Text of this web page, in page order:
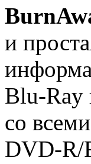
и
Blu-Ray
со
DVD-R/